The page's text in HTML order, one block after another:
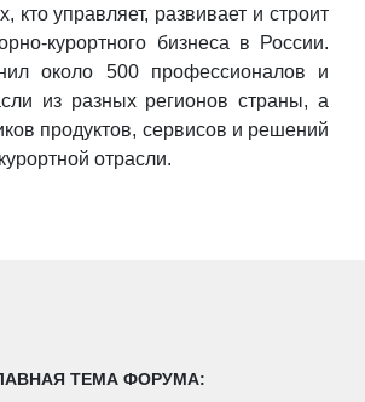
кто управляет, развивает и строит
курортного бизнеса в России.
около 500 профессионалов и
из разных регионов страны, а
продуктов, сервисов и решений
отрасли.
ТЕМА ФОРУМА: